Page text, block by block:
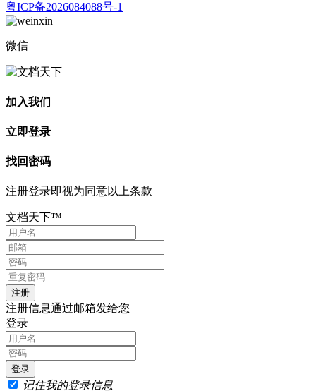
粤ICP备2026084088号-1
微信
加入我们
立即登录
找回密码
注册登录即视为同意以上条款
文档天下™
注册信息通过邮箱发给您
登录
记住我的登录信息